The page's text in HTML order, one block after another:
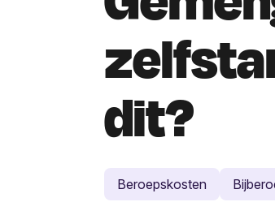
dit?
Beroepskosten